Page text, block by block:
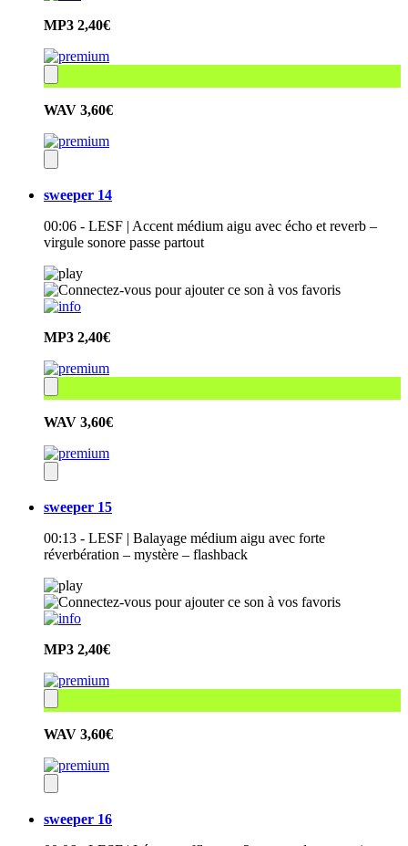
MP3 2,40€
WAV 3,60€
sweeper 14
00:06 - LESF | Accent médium aigu avec écho et reverb –
virgule sonore passe partout
MP3 2,40€
WAV 3,60€
sweeper 15
00:13 - LESF | Balayage médium aigu avec forte
réverbération – mystère – flashback
MP3 2,40€
WAV 3,60€
sweeper 16